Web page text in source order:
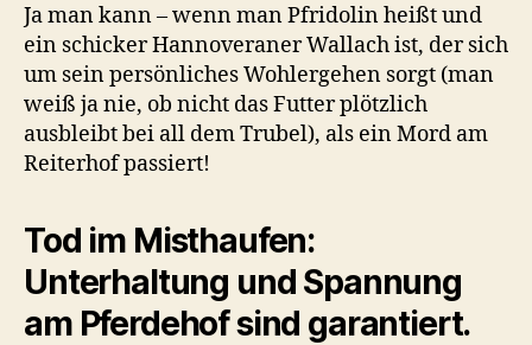
Ja man kann – wenn man Pfridolin heißt und
ein schicker Hannoveraner Wallach ist, der sich
um sein persönliches Wohlergehen sorgt (man
weiß ja nie, ob nicht das Futter plötzlich
ausbleibt bei all dem Trubel), als ein Mord am
Reiterhof passiert!
Tod im Misthaufen:
Unterhaltung und Spannung
am Pferdehof sind garantiert.